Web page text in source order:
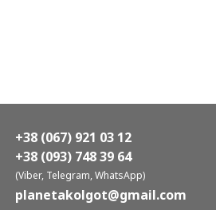
+38 (067) 921 03 12
+38 (093) 748 39 64
(Viber, Telegram, WhatsApp)
planetakolgot@gmail.com